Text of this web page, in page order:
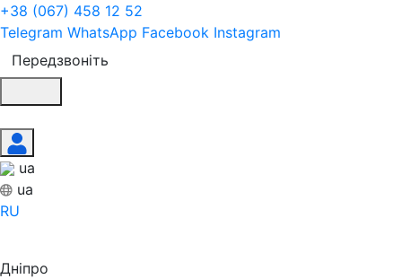
+38 (067) 458 12 52
Telegram WhatsApp Facebook Instagram
Передзвоніть
ua
ua
RU
Дніпро